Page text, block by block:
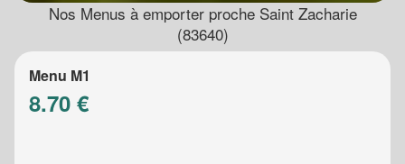
Nos Menus à emporter proche Saint Zacharie
(83640)
Menu M1
8.70 €